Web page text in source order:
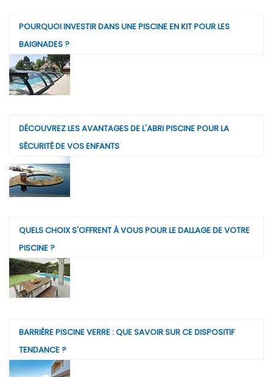
POURQUOI INVESTIR DANS UNE PISCINE EN KIT POUR LES
BAIGNADES ?
DÉCOUVREZ LES AVANTAGES DE L'ABRI PISCINE POUR LA
SÉCURITÉ DE VOS ENFANTS
QUELS CHOIX S'OFFRENT À VOUS POUR LE DALLAGE DE VOTRE
PISCINE ?
BARRIÈRE PISCINE VERRE : QUE SAVOIR SUR CE DISPOSITIF
TENDANCE ?